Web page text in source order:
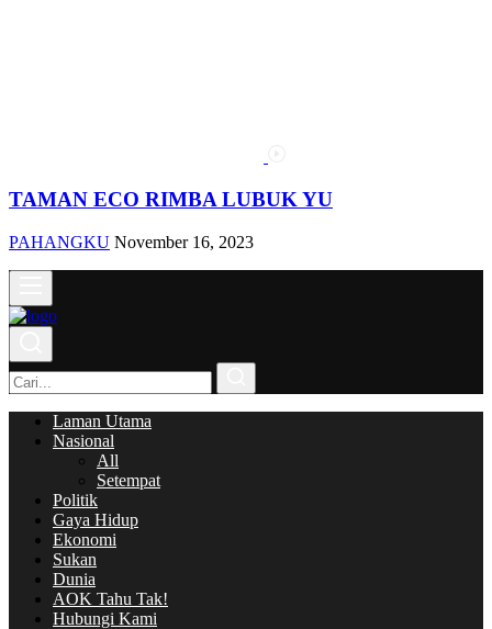
TAMAN ECO RIMBA LUBUK YU
PAHANGKU November 16, 2023
Laman Utama
Nasional
All
Setempat
Politik
Gaya Hidup
Ekonomi
Sukan
Dunia
AOK Tahu Tak!
Hubungi Kami